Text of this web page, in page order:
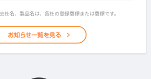
社名、製品名は、各社の登録商標または商標です。